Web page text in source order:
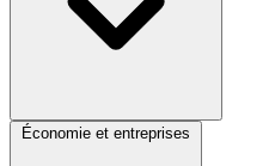
Économie et entreprises